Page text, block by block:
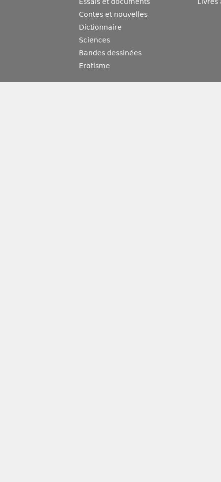
Essais et documents
Contes et nouvelles
Dictionnaire
Sciences
Bandes dessinées
Erotisme
Livres